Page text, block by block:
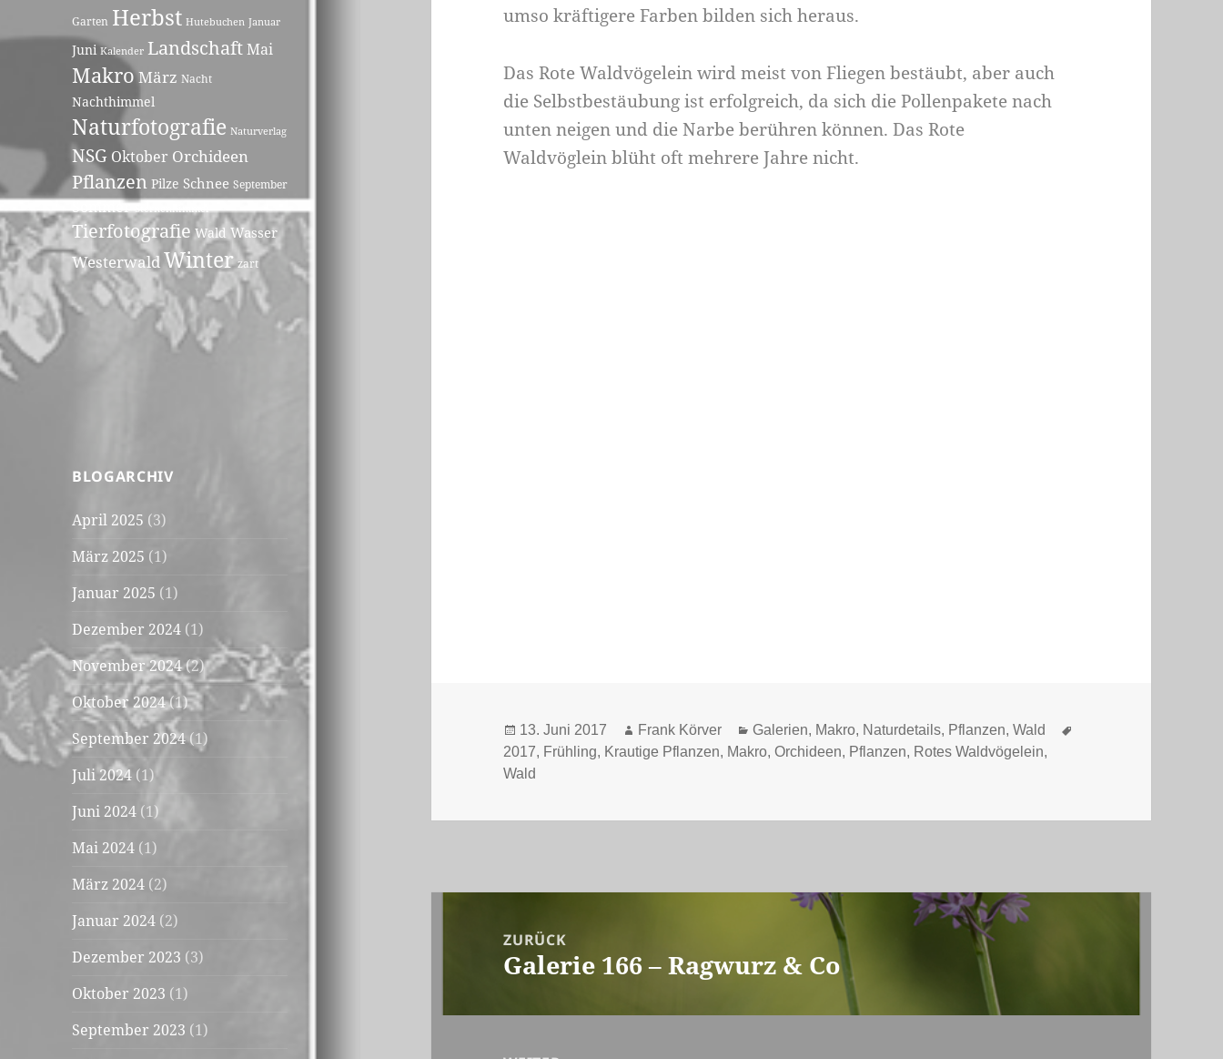
Garten Herbst Hutebuchen Januar
Juni Kalender LandschaftMai
MakroMärz Nacht
Nachthimmel
Naturfotografie Naturverlag
NSG Oktober Orchideen
Pflanzen Pilze Schnee September
Sommer Sternenhimmel
Tierfotografie Wald Wasser
WesterwaldWinter zart
BLOGARCHIV
April 2025 (3)
März 2025 (1)
Januar 2025 (1)
Dezember 2024 (1)
November 2024(2)
Oktober 2024(1)
September 2024(1)
Juli 2024 (1)
Juni 2024 (1)
Mai 2024 (1)
März 2024 (2)
Januar 2024 (2)
Dezember 2023 (3)
Oktober 2023 (1)
September 2023 (1)
umso kräftigere Farben bilden sich heraus.
Das Rote Waldvögelein wird meist von Fliegen bestäubt, aber auch
die Selbstbestäubung ist erfolgreich, da sich die Pollenpakete nach
unten neigen und die Narbe berühren können.Das Rote
Waldvöglein blüht oft mehrere Jahre nicht.
Veröffentlicht
am
13. Juni 2017 Autor
Frank Körver Kategorien
Galerien, Makro, Naturdetails, Pflanzen,Wald
2017, Frühling, Krautige Pflanzen, Makro,Orchideen, Pflanzen, Rotes Waldvögelein,
Wald
NavigationZURÜCK
Vorheriger
Galerie 166 – Ragwurz & Co